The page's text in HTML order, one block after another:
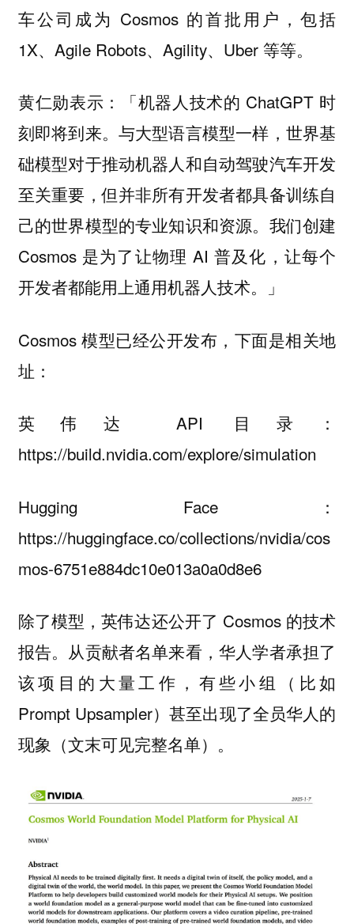
车公司成为 Cosmos 的首批用户，包括
1X、Agile Robots、Agility、Uber 等等。
黄仁勋表示：「机器人技术的 ChatGPT 时
刻即将到来。与大型语言模型一样，世界基
础模型对于推动机器人和自动驾驶汽车开发
至关重要，但并非所有开发者都具备训练自
己的世界模型的专业知识和资源。我们创建
Cosmos 是为了让物理 AI 普及化，让每个
开发者都能用上通用机器人技术。」
Cosmos 模型已经公开发布，下面是相关地
址：
英伟达 API 目录：
https://build.nvidia.com/explore/simulation
Hugging Face：
https://huggingface.co/collections/nvidia/cos
mos-6751e884dc10e013a0a0d8e6
除了模型，英伟达还公开了 Cosmos 的技术
报告。从贡献者名单来看，华人学者承担了
该项目的大量工作，有些小组（比如
Prompt Upsampler）甚至出现了全员华人的
现象（文末可见完整名单）。